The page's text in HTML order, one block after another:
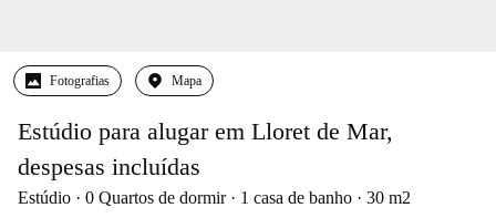
Fotografias Mapa
Estúdio para alugar em Lloret de Mar,
despesas incluídas
Estúdio 0 Quartos de dormir 1 casa de banho 30 m2